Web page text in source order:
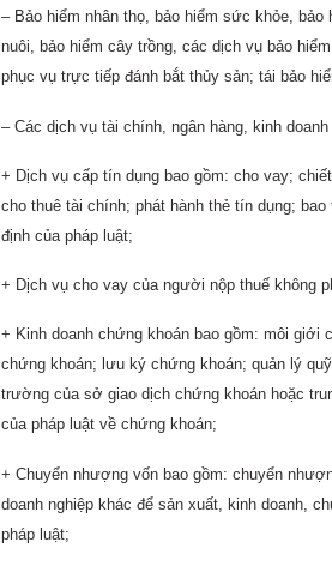
– Bảo hiểm nhân thọ, bảo hiểm sức khỏe,
nuôi, bảo hiểm cây trồng, các dịch vụ bảo
phục vụ trực tiếp đánh bắt thủy sản; tái bảo
– Các dịch vụ tài chính, ngân hàng, kinh
+ Dịch vụ cấp tín dụng bao gồm: cho vay;
cho thuê tài chính; phát hành thẻ tín dụng;
định của pháp luật;
+ Dịch vụ cho vay của người nộp thuế không
+ Kinh doanh chứng khoán bao gồm: môi
chứng khoán; lưu ký chứng khoán; quản lý
trường của sở giao dịch chứng khoán hoặc
của pháp luật về chứng khoán;
+ Chuyển nhượng vốn bao gồm: chuyển
doanh nghiệp khác để sản xuất, kinh doanh,
pháp luật;